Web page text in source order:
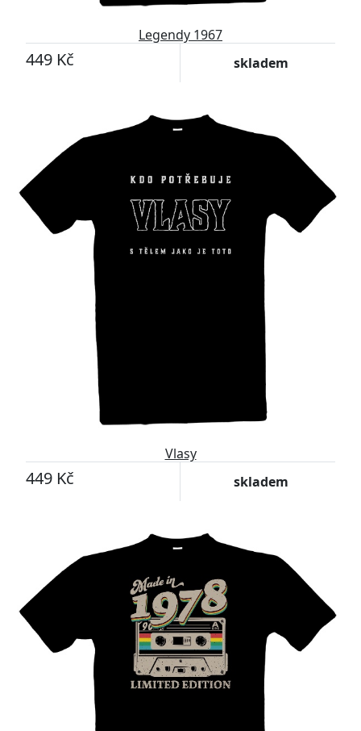
Legendy 1967
449 Kč skladem
Vlasy
449 Kč skladem